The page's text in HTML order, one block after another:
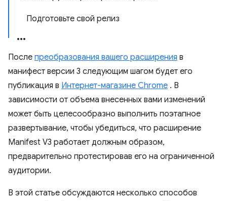
Подготовьте свой релиз
После преобразования вашего расширения в
манифест версии 3 следующим шагом будет его
публикация в Интернет-магазине Chrome . В
зависимости от объема внесенных вами изменений
может быть целесообразно выполнить поэтапное
развертывание, чтобы убедиться, что расширение
Manifest V3 работает должным образом,
предварительно протестировав его на ограниченной
аудитории.
В этой статье обсуждаются несколько способов